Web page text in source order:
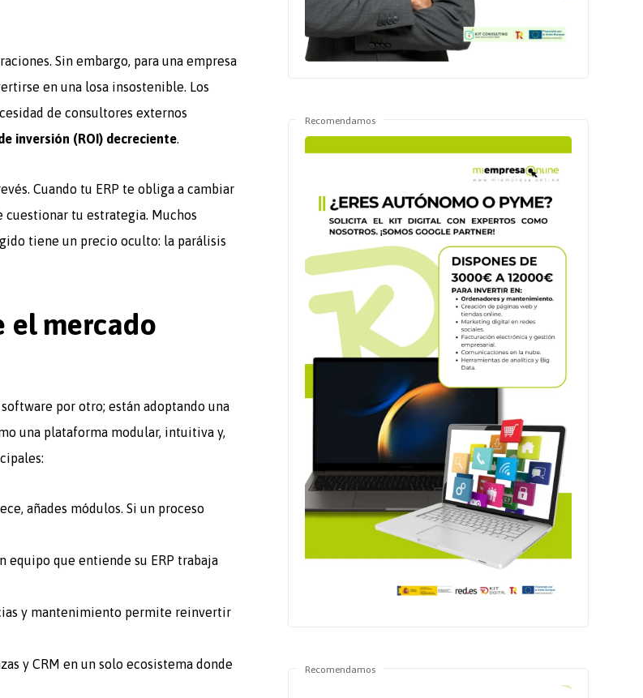
Sin embargo, para una empresa
en una losa insostenible. Los
de consultores externos
inversión (ROI) decreciente.
Cuando tu ERP te obliga a cambiar
cuestionar tu estrategia. Muchos
tiene un precio oculto: la parálisis
el mercado
por otro; están adoptando una
una plataforma modular, intuitiva y,
añades módulos. Si un proceso
equipo que entiende su ERP trabaja
y mantenimiento permite reinvertir
y CRM en un solo ecosistema donde
Recomendamos
Recomendamos